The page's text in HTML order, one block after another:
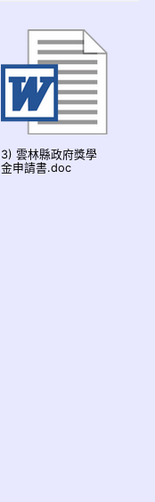
3) 雲林縣政府獎學
金申請書.doc